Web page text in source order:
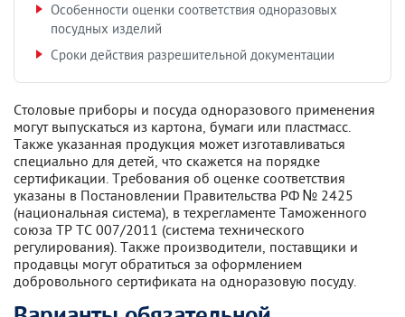
Особенности оценки соответствия одноразовых
посудных изделий
Сроки действия разрешительной документации
Столовые приборы и посуда одноразового применения
могут выпускаться из картона, бумаги или пластмасс.
Также указанная продукция может изготавливаться
специально для детей, что скажется на порядке
сертификации. Требования об оценке соответствия
указаны в Постановлении Правительства РФ № 2425
(национальная система), в техрегламенте Таможенного
союза ТР ТС 007/2011 (система технического
регулирования). Также производители, поставщики и
продавцы могут обратиться за оформлением
добровольного сертификата на одноразовую посуду.